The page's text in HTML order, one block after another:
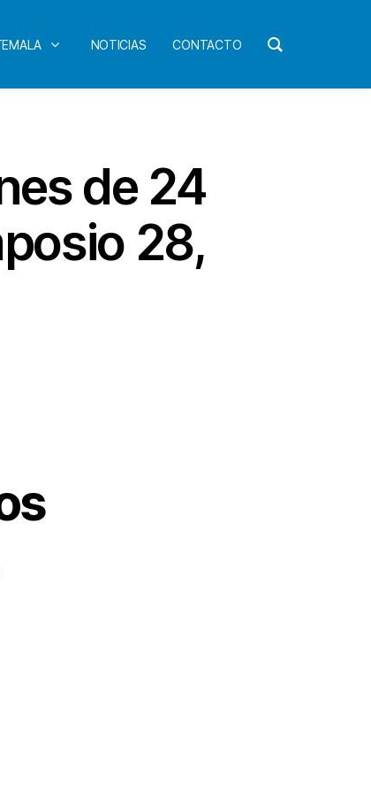
NOTICIAS CONTACTO
de 24
28,